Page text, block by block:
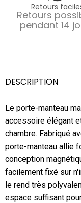
Retours
Retours
pendant 14
DESCRIPTION
Le porte-manteau
accessoire élégant
chambre. Fabriqué
porte-manteau allie
conception
facilement fixé sur
le rend très
espace suffisant